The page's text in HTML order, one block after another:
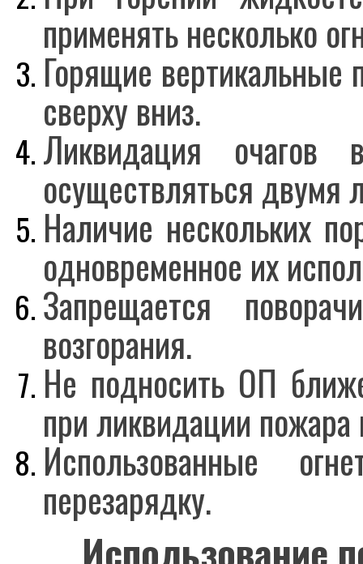
применять несколько
Горящие вертикальные
сверху вниз.
Ликвидация очагов
осуществляться двумя
Наличие нескольких
одновременное их
Запрещается
возгорания.
Не подносить ОП
при ликвидации пожара
Использованные
перезарядку.
Использование